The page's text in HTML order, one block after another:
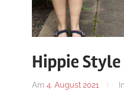
Hippie
Am 4. August 2021 In